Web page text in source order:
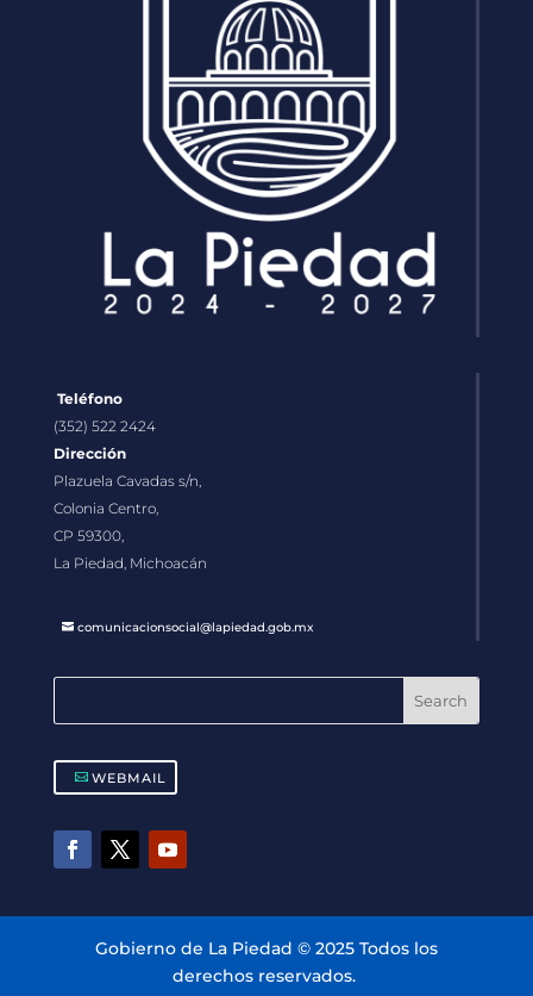
Teléfono
(352) 522 2424
Dirección
Plazuela Cavadas s/n,
Colonia Centro,
CP 59300,
La Piedad, Michoacán
comunicacionsocial@lapiedad.gob.mx
WEBMAIL
Gobierno de La Piedad © 2025 Todos los
derechos reservados.